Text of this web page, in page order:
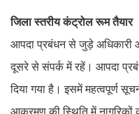
जिला स्तरीय कंट्रोल रूम तैयार
आपदा प्रबंधन से जुड़े अधिकारी
दूसरे से संपर्क में रहें। आपदा
दिया गया है। इसमें महत्वपूर्ण